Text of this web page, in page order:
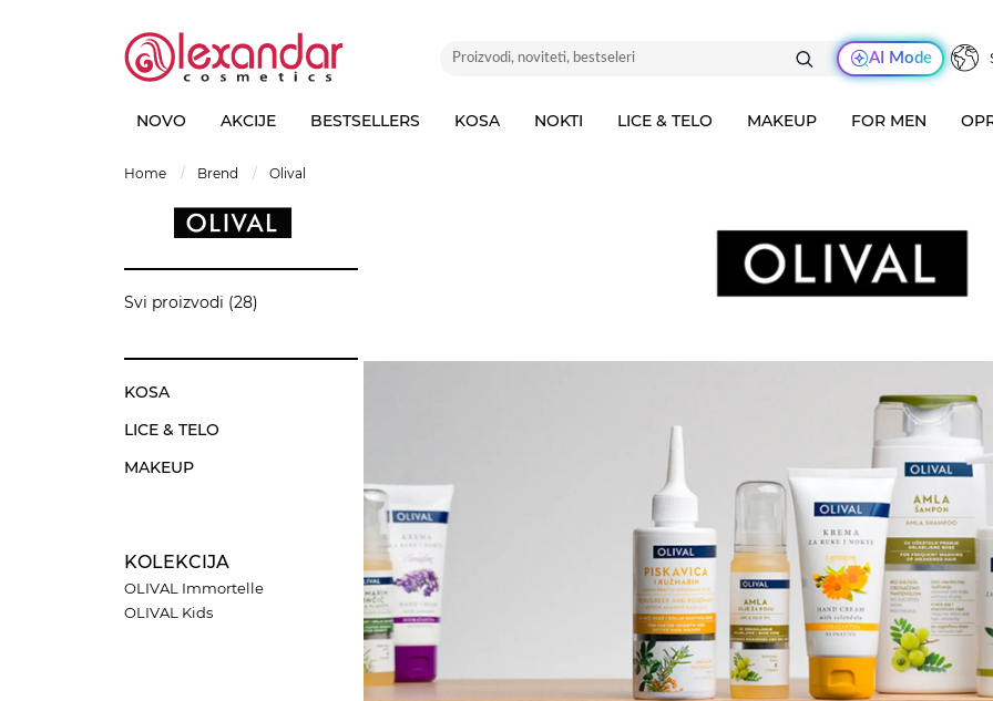
AI Mode
NOVO AKCIJE BESTSELLERS KOSA NOKTI LICE & TELO MAKEUP FOR MEN
home brend olival
Svi proizvodi (28)
KOSA
LICE & TELO
MAKEUP
KOLEKCIJA
OLIVAL Immortelle
OLIVAL Kids
OLIVAL